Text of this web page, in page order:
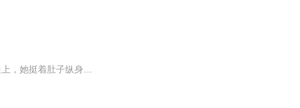
本以为相知相爱可以相守白头。却抵不过一本秘籍的重要。美梦惊醒，她的心裂成碎片。悬崖边上，她挺着肚子纵身一跃。她说：但愿黄泉碧落永不相见。经年过后，命不该绝，久别重逢。只是，重逢不是破镜重圆，而是覆水难收。